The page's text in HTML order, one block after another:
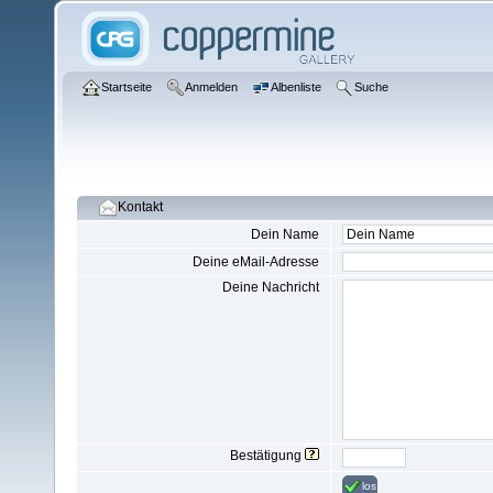
Startseite Anmelden Albenliste Suche
Kontakt
Dein Name
Deine eMail-Adresse
Deine Nachricht
Bestätigung
los